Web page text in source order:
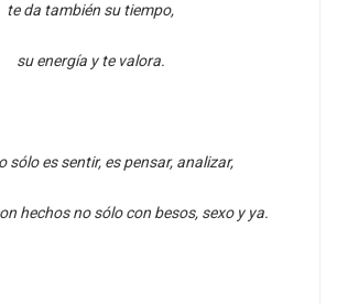
te da también su tiempo,
su energía y te valora.
sólo es sentir, es pensar, analizar,
hechos no sólo con besos, sexo y ya.